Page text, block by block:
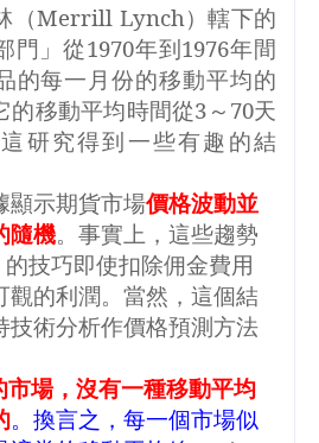
（Merrill Lynch ）轄下的
門」從1970年到1976年間
的每一月份的移動平均的
的移動平均時間從3 ～ 70天
研究得到一些有趣的結
示期貨市場價格波動並
隨機。事實上，這些趨勢
的技巧即使扣除佣金費用
觀的利潤。當然，這個結
技術分析作價格預測方法
市場，沒有一種移動平均
。換言之，每一個市場似